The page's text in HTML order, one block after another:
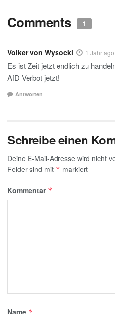
Comments 1
Volker von Wysocki 1 Jahr ago
Es ist Zeit jetzt endlich zu
AfD Verbot jetzt!
Antworten
Schreibe einen
Deine E-Mail-Adresse wird nicht
Felder sind mit * markiert
Kommentar *
Name *